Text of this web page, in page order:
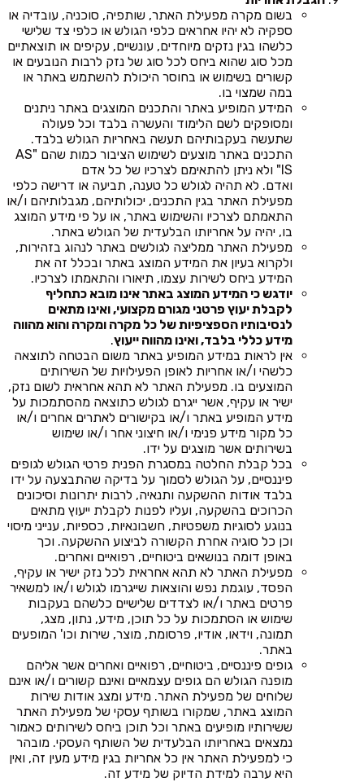
בשום מקרה מפעילת האתר, שותפיה, סוכניה, עובדיה או
ספקיה לא יהיו אחראים כלפי הגולש או כלפי צד שלישי
כלשהו בגין נזקים מיוחדים, עונשיים, עקיפים או תוצאתיים
מכל סוג שהוא ביחס לכל סוג של נזק לרבות הנובעים או
קשורים בשימוש או בחוסר היכולת להשתמש באתר או
במה שמצוי בו.
המידע המופיע באתר והתכנים המוצגים באתר ניתנים
ומסופקים לשם הלימוד והעשרה בלבד וכל פעולה
שתעשה בעקבותיהם תעשה באחריות הגולש בלבד.
התכנים באתר מוצעים לשימוש הציבור כמות שהם "AS
IS" ולא ניתן להתאימם לצרכיו של כל אדם
ואדם. לא תהיה לגולש כל טענה, תביעה או דרישה כלפי
מפעילת האתר בגין התכנים, יכולותיהם, מגבלותיהם ו/או
התאמתם לצרכיו והשימוש באתר, או על פי מידע המוצג
בו, יהיה על אחריותו הבלעדית של הגולש באתר.
מפעילת האתר ממליצה לגולשים באתר לנהוג בזהירות,
ולקרוא בעיון את המידע המוצג באתר ובכלל זה את
המידע ביחס לשירות עצמו, תיאורו והתאמתו לצרכיו.
יודגש כי המידע המוצג באתר אינו מובא כתחליף
לקבלת יעוץ פרטני מגורם מקצועי, ואינו מתאים
לנסיבותיו הספציפיות של כל מקרה ומקרה והוא מהווה
מידע כללי בלבד, ואינו מהווה ייעוץ.
אין לראות במידע המופיע באתר משום הבטחה לתוצאה
כלשהי ו/או אחריות לאופן הפעילויות של השירותים
המוצעים בו. מפעילת האתר לא תהא אחראית לשום נזק,
ישיר או עקיף, אשר ייגרם לגולש כתוצאה מהסתמכות על
מידע המופיע באתר ו/או בקישורים לאתרים אחרים ו/או
כל מקור מידע פנימי ו/או חיצוני אחר ו/או שימוש
בשירותים אשר מוצגים על ידו.
בכל קבלת החלטה במסגרת הפנית פרטי הגולש לגופים
פיננסיים, על הגולש לסמוך על בדיקה שהתבצעה על ידו
בלבד אודות ההשקעה ותנאיה, לרבות יתרונות וסיכונים
הכרוכים בהשקעה, ועליו לפנות לקבלת ייעוץ מתאים
בנוגע לסוגיות משפטיות, חשבונאיות, כספיות, ענייני מיסוי
וכן כל סוגיה אחרת הקשורה לביצוע ההשקעה. וכך
באופן דומה בנושאים ביטוחיים, רפואיים ואחרים.
מפעילת האתר לא תהא אחראית לכל נזק ישיר או עקיף,
הפסד, עוגמת נפש והוצאות שייגרמו לגולש ו/או למשאיר
פרטים באתר ו/או לצדדים שלישיים כלשהם בעקבות
שימוש או הסתמכות על כל תוכן, מידע, נתון, מצג,
תמונה, וידאו, אודיו, פרסומת, מוצר, שירות וכו' המופעים
באתר.
גופים פיננסיים, ביטוחיים, רפואיים ואחרים אשר אליהם
מופנה הגולש הם גופים עצמאיים ואינם קשורים ו/או אינם
שלוחים של מפעילת האתר. מידע ומצג אודות שירות
המוצג באתר, שמקורו בשותף עסקי של מפעילת האתר
ששירותיו מופיעים באתר וכל תוכן ביחס לשירותים כאמור
נמצאים באחריותו הבלעדית של השותף העסקי. מובהר
כי למפעילת האתר אין כל אחריות בגין מידע מעין זה, ואין
היא ערבה למידת הדיוק של מידע זה.